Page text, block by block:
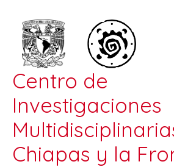
Centro de
Investigaciones
Chiapas y la